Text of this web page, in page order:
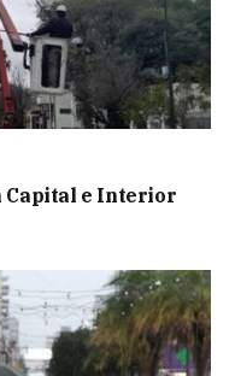
Capital e Interior